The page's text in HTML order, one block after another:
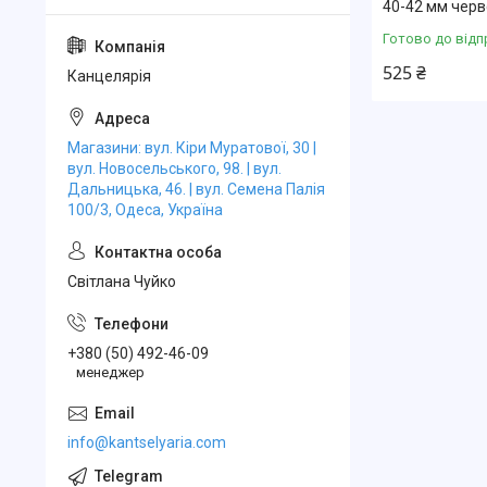
40-42 мм
Готово до
525 ₴
Канцелярiя
Магазини: вул. Кіри Муратової, 30 |
вул. Новосельського, 98. | вул.
Дальницька, 46. | вул. Семена Палія
100/3, Одеса, Україна
Свiтлана Чуйко
+380 (50) 492-46-09
менеджер
info@kantselyaria.com